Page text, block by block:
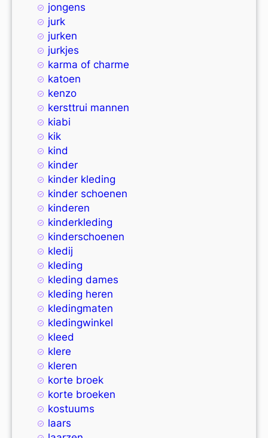
jongens
jurk
jurken
jurkjes
karma of charme
katoen
kenzo
kersttrui mannen
kiabi
kik
kind
kinder
kinder kleding
kinder schoenen
kinderen
kinderkleding
kinderschoenen
kledij
kleding
kleding dames
kleding heren
kledingmaten
kledingwinkel
kleed
klere
kleren
korte broek
korte broeken
kostuums
laars